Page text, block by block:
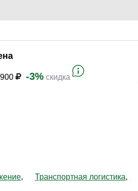
Логистика и снабжение (441)
Безопасность (357)
-3% скидка
Транспортная логистика